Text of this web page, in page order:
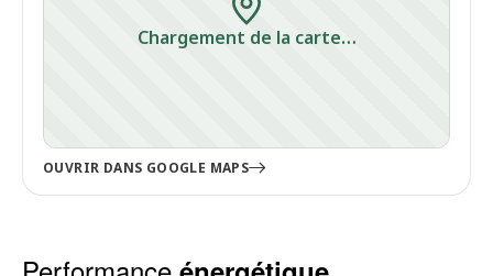
Chargement de la carte…
OUVRIR DANS GOOGLE MAPS